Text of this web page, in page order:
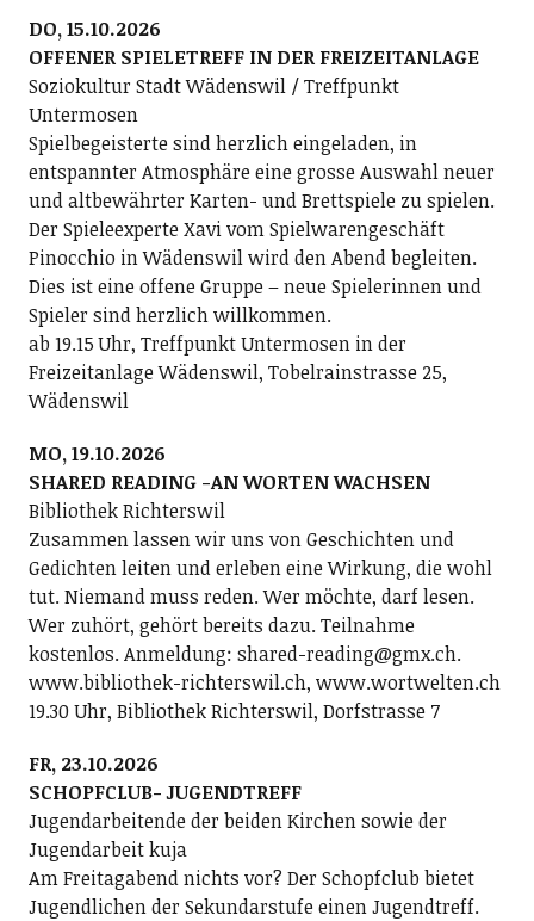
DO, 15.10.2026
OFFENER SPIELETREFF IN DER FREIZEITANLAGE
Soziokultur Stadt Wädenswil / Treffpunkt
Untermosen
Spielbegeisterte sind herzlich eingeladen, in
entspannter Atmosphäre eine grosse Auswahl neuer
und altbewährter Karten- und Brettspiele zu spielen.
Der Spieleexperte Xavi vom Spielwarengeschäft
Pinocchio in Wädenswil wird den Abend begleiten.
Dies ist eine offene Gruppe – neue Spielerinnen und
Spieler sind herzlich willkommen.
ab 19.15 Uhr, Treffpunkt Untermosen in der
Freizeitanlage Wädenswil, Tobelrainstrasse 25,
Wädenswil
MO, 19.10.2026
SHARED READING -AN WORTEN WACHSEN
Bibliothek Richterswil
Zusammen lassen wir uns von Geschichten und
Gedichten leiten und erleben eine Wirkung, die wohl
tut. Niemand muss reden. Wer möchte, darf lesen.
Wer zuhört, gehört bereits dazu. Teilnahme
kostenlos. Anmeldung: shared-reading@gmx.ch.
www.bibliothek-richterswil.ch, www.wortwelten.ch
19.30 Uhr, Bibliothek Richterswil, Dorfstrasse 7
FR, 23.10.2026
SCHOPFCLUB- JUGENDTREFF
Jugendarbeitende der beiden Kirchen sowie der
Jugendarbeit kuja
Am Freitagabend nichts vor? Der Schopfclub bietet
Jugendlichen der Sekundarstufe einen Jugendtreff.